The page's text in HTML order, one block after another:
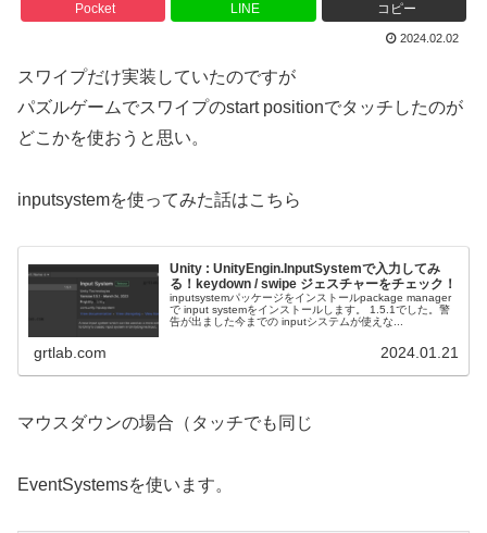
Pocket LINE コピー
2024.02.02
スワイプだけ実装していたのですが
パズルゲームでスワイプのstart positionでタッチしたのが
どこかを使おうと思い。
inputsystemを使ってみた話はこちら
Unity : UnityEngin.InputSystemで入力してみ
る！keydown / swipe ジェスチャーをチェック！
inputsystemパッケージをインストールpackage manager
で input systemをインストールします。 1.5.1でした。警
告が出ました今までの inputシステムが使えな...
grtlab.com 2024.01.21
マウスダウンの場合（タッチでも同じ
EventSystemsを使います。